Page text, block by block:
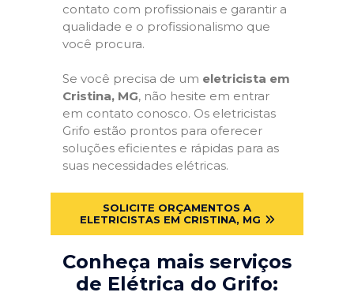
contato com profissionais e garantir a
qualidade e o profissionalismo que
você procura.
Se você precisa de um eletricista em
Cristina, MG, não hesite em entrar
em contato conosco. Os eletricistas
Grifo estão prontos para oferecer
soluções eficientes e rápidas para as
suas necessidades elétricas.
SOLICITE ORÇAMENTOS A
ELETRICISTAS EM CRISTINA, MG
Conheça mais serviços
de Elétrica do Grifo: